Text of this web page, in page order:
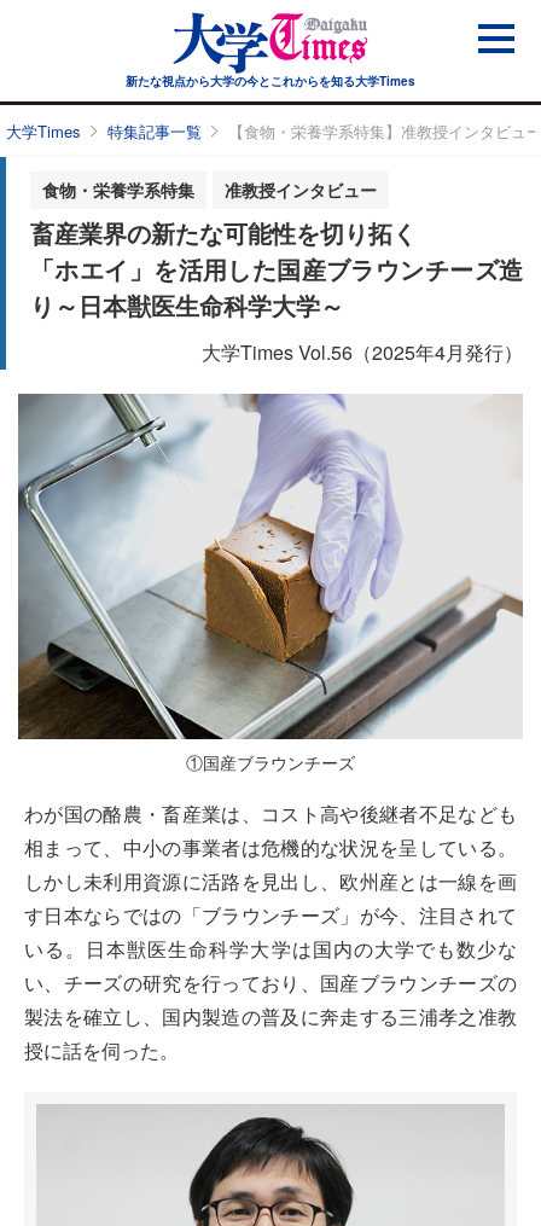
新たな視点から大学の今とこれからを知る大学Times
大学Times 特集記事一覧 【食物・栄養学系特集】准教授インタビ
食物・栄養学系特集 准教授インタビュー
畜産業界の新たな可能性を切り拓く
「ホエイ」を活用した国産ブラウンチーズ造
り～日本獣医生命科学大学～
大学Times Vol.56（2025年4月発行）
①国産ブラウンチーズ
わが国の酪農・畜産業は、コスト高や後継者不足なども
相まって、中小の事業者は危機的な状況を呈している。
しかし未利用資源に活路を見出し、欧州産とは一線を画
す日本ならではの「ブラウンチーズ」が今、注目されて
いる。日本獣医生命科学大学は国内の大学でも数少な
い、チーズの研究を行っており、国産ブラウンチーズの
製法を確立し、国内製造の普及に奔走する三浦孝之准教
授に話を伺った。